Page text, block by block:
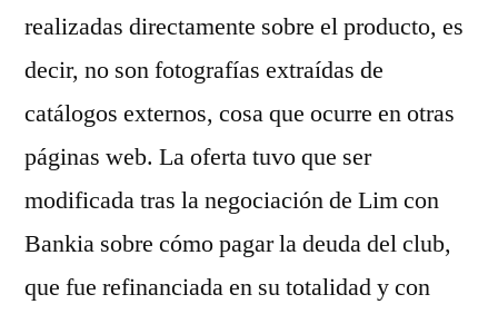
realizadas directamente sobre el producto, es
decir, no son fotografías extraídas de
catálogos externos, cosa que ocurre en otras
páginas web. La oferta tuvo que ser
modificada tras la negociación de Lim con
Bankia sobre cómo pagar la deuda del club,
que fue refinanciada en su totalidad y con